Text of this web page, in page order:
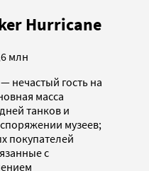
Hurricane
млн
нечастый гость на
масса
танков и
музеев;
покупателей
с